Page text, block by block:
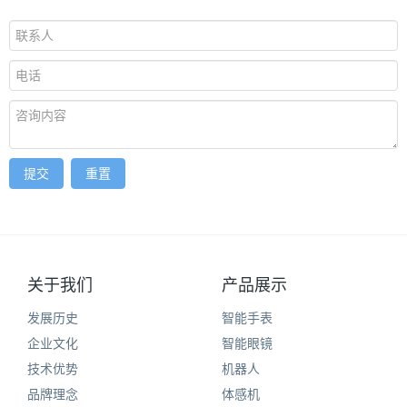
提交 重置
关于我们
发展历史
企业文化
技术优势
品牌理念
产品展示
智能手表
智能眼镜
机器人
体感机